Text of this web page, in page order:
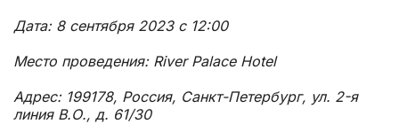
Дата: 8 сентября 2023 с 12:00
Место проведения: River Palace Hotel
Адрес: 199178, Россия, Санкт-Петербург, ул. 2-я
линия В.О., д. 61/30